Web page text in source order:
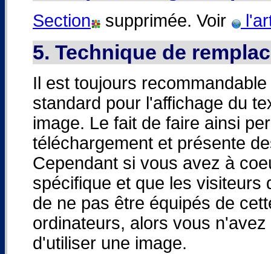
Section supprimée. Voir
5. Technique de
Il est toujours
standard pour l'affichage du
image. Le fait de faire ainsi
téléchargement et présente
Cependant si vous avez à
spécifique et que les visiteurs
de ne pas être équipés de
ordinateurs, alors vous
d'utiliser une image.